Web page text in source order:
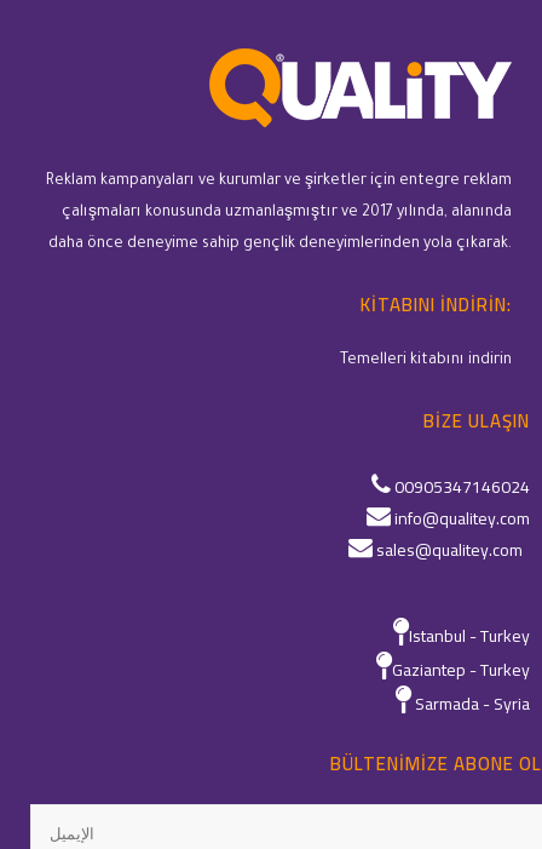
Reklam kampanyaları ve kurumlar ve şirketler için entegre reklam
çalışmaları konusunda uzmanlaşmıştır ve 2017 yılında, alanında
daha önce deneyime sahip gençlik deneyimlerinden yola çıkarak.
KITABINI INDIRIN:
Temelleri kitabını indirin
BIZE ULAŞIN
00905347146024
info@qualitey.com
sales@qualitey.com
Istanbul - Turkey
Gaziantep - Turkey
Sarmada - Syria
BÜLTENIMIZE ABONE